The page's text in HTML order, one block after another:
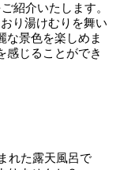
紹介いたします。
り湯けむりを舞い
な景色を楽しめま
感じることができ
れた露天風呂で